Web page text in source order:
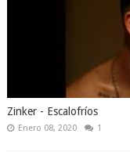
Zinker - Escalofríos
Enero 08, 2020 1